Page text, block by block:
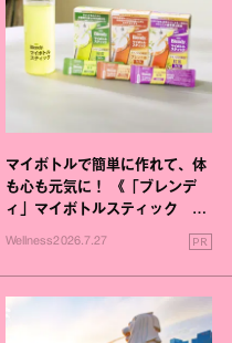
マイボトルで簡単に作れて、体
も心も元気に！ 《「ブレンデ
ィ」マイボトルスティック い
いこと毎日》シリーズが誕生
Wellness2026.7.27 PR